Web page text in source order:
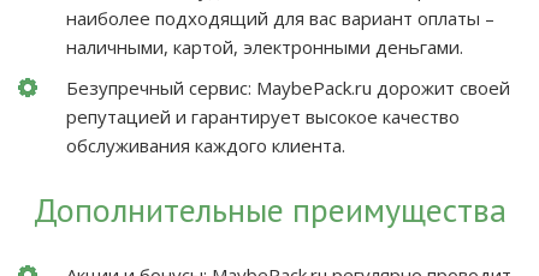
наиболее подходящий для вас вариант оплаты –
наличными, картой, электронными деньгами.
Безупречный сервис: MaybePack.ru дорожит своей
репутацией и гарантирует высокое качество
обслуживания каждого клиента.
Дополнительные преимущества